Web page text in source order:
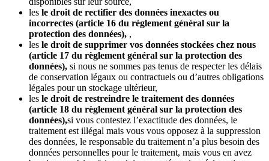
les le droit de rectifier des données inexactes ou
incorrectes (article 16 du règlement général sur la
protection des données), ,
les le droit de supprimer vos données stockées chez nous
(article 17 du règlement général sur la protection des
données), si nous ne sommes pas tenus de respecter les délais
de conservation légaux ou contractuels ou d’autres obligations
légales pour un stockage ultérieur,
les le droit de restreindre le traitement des données
(article 18 du règlement général sur la protection des
données),si vous contestez l’exactitude des données, le
traitement est illégal mais vous vous opposez à la suppression
des données, le responsable du traitement n’a plus besoin des
données personnelles pour le traitement, mais vous en avez